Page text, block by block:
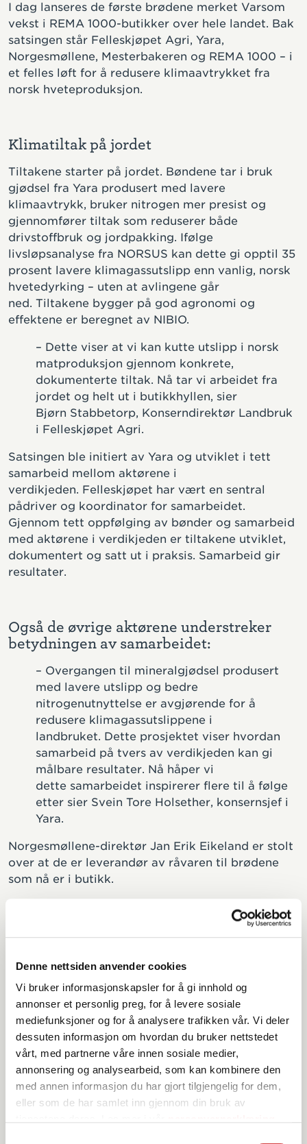
Denne nettsiden anvender cookies
Vi bruker informasjonskapsler for å gi innhold og
annonser et personlig preg, for å levere sosiale
mediefunksjoner og for å analysere trafikken vår. Vi deler
dessuten informasjon om hvordan du bruker nettstedet
vårt, med partnerne våre innen sosiale medier,
annonsering og analysearbeid, som kan kombinere den
med annen informasjon du har gjort tilgjengelig for dem,
eller som de har samlet inn gjennom din bruk av
I dag lanseres de første brødene merket Varsom
vekst i REMA 1000-butikker over hele landet. Bak
satsingen står Felleskjøpet Agri, Yara,
Norgesmøllene, Mesterbakeren og REMA 1000 – i
et felles løft for å redusere klimaavtrykket fra
norsk hveteproduksjon.
Klimatiltak på jordet
Tiltakene starter på jordet. Bøndene tar i bruk
gjødsel fra Yara produsert med lavere
klimaavtrykk, bruker nitrogen mer presist og
gjennomfører tiltak som reduserer både
drivstoffbruk og jordpakking. Ifølge
livsløpsanalyse fra NORSUS kan dette gi opptil 35
prosent lavere klimagassutslipp enn vanlig, norsk
hvetedyrking – uten at avlingene går
ned. Tiltakene bygger på god agronomi og
effektene er beregnet av NIBIO.
– Dette viser at vi kan kutte utslipp i norsk
matproduksjon gjennom konkrete,
dokumenterte tiltak. Nå tar vi arbeidet fra
jordet og helt ut i butikkhyllen, sier
Bjørn Stabbetorp, Konserndirektør Landbruk
i Felleskjøpet Agri.
Satsingen ble initiert av Yara og utviklet i tett
samarbeid mellom aktørene i
verdikjeden. Felleskjøpet har vært en sentral
pådriver og koordinator for samarbeidet.
Gjennom tett oppfølging av bønder og samarbeid
med aktørene i verdikjeden er tiltakene utviklet,
dokumentert og satt ut i praksis. Samarbeid gir
resultater.
Også de øvrige aktørene understreker
betydningen av samarbeidet:
– Overgangen til mineralgjødsel produsert
med lavere utslipp og bedre
nitrogenutnyttelse er avgjørende for å
redusere klimagassutslippene i
landbruket. Dette prosjektet viser hvordan
samarbeid på tvers av verdikjeden kan gi
målbare resultater. Nå håper vi
dette samarbeidet inspirerer flere til å følge
etter sier Svein Tore Holsether, konsernsjef i
Yara.
Norgesmøllene-direktør Jan Erik Eikeland er stolt
over at de er leverandør av råvaren til brødene
som nå er i butikk.
– For oss i Norgesmøllene handler dette om å
videreutvikle norsk matkornproduksjon på
en mer bærekraftig måte. Dokumentasjon er
sier Jan Erik Eikeland.
– Hos Mesterbakeren er vi stolte av å kunne
tilby brød som synliggjør dokumenterte
klimatiltak i råvareleddet. Dette viser
at tiltak for lavere utslipp kan integreres i
selve produktutviklingen, sier Tor Søreide
Sivertsen, administrerende direktør i
Mesterbakeren.